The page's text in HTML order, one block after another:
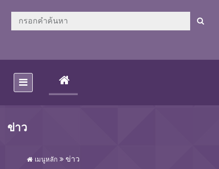
(CURRENT)
ข่าว
เมนูหลัก ข่าว